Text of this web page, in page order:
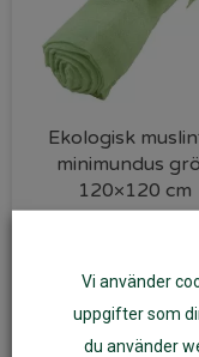
Ekologisk
minimundus
120×120 cm
Lägg till i
Vi använder
uppgifter som
du använder